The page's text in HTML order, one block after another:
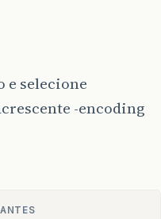
e selecione
-encoding